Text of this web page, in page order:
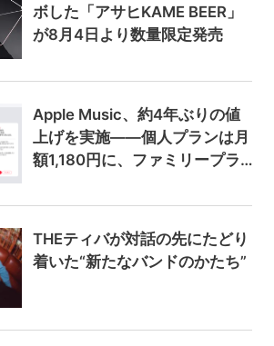
ボした「アサヒKAME BEER」
が8月4日より数量限定発売
Apple Music、約4年ぶりの値
上げを実施——個人プランは月
額1,180円に、ファミリープラ
THEティバが対話の先にたどり
着いた“新たなバンドのかたち”